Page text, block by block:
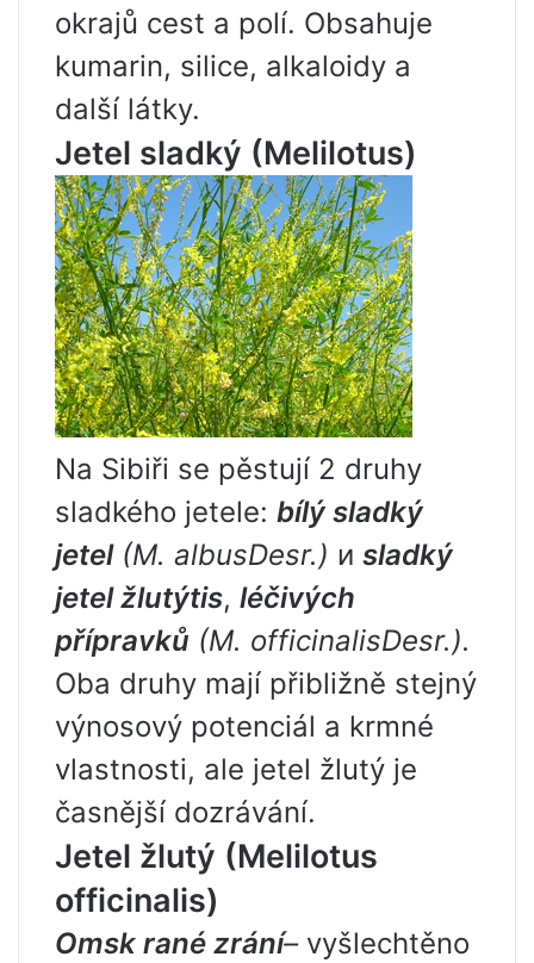
okrajů cest a polí. Obsahuje
kumarin, silice, alkaloidy a
další látky.
Jetel sladký (Melilotus)
Na Sibiři se pěstují 2 druhy
sladkého jetele: bílý sladký
jetel (M. albusDesr.) и sladký
jetel žlutýtis, léčivých
přípravků (M. officinalisDesr.).
Oba druhy mají přibližně stejný
výnosový potenciál a krmné
vlastnosti, ale jetel žlutý je
časnější dozrávání.
Jetel žlutý (Melilotus
officinalis)
Omsk rané zrání–vyšlechtěno